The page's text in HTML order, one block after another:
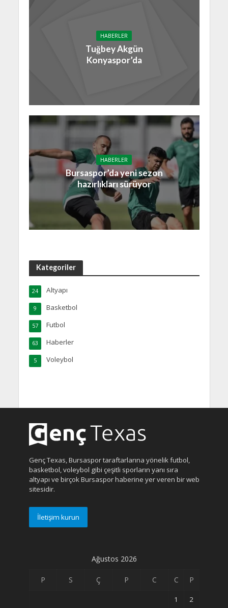
HABERLER
Tuğbey Akgün
Konyaspor’da
HABERLER
Bursaspor’da yeni sezon
hazırlıkları sürüyor
Kategoriler
Altyapı
24
Basketbol
9
Futbol
57
Haberler
63
Voleybol
5
Genç Texas, Bursaspor taraftarlarına yönelik futbol,
basketbol, voleybol gibi çeşitli sporların yanı sıra
altyapı ve birçok Bursaspor haberine yer veren bir web
sitesidir.
İletişim kurun
Ağustos 2026
P S Ç P C C P
1 2